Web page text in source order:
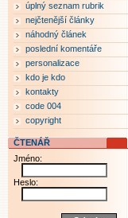
úplný seznam rubrik
nejčtenější články
náhodný článek
poslední komentáře
personalizace
kdo je kdo
kontakty
code 004
copyright
ČTENÁŘ
Jméno:
Heslo: